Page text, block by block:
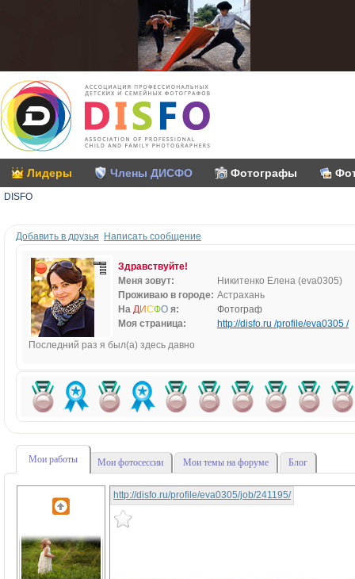
Лидеры Члены ДИСФО Фотографы
DISFO
Добавить в друзья Написать сообщение
Здравствуйте!
Меня зовут:
Никитенко Елена (eva0305)
Проживаю в городе: Астрахань
На ДИСФО я:
Фотограф
Моя страница:
http://disfo.ru /profile/eva0305 /
Последний раз я был(а) здесь давно
Мои работы Мои фотосессии Мои темы на форуме Блог
http://disfo.ru/profile/eva0305/job/241195/